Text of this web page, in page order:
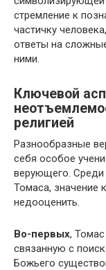
стремление к
частичку
ответы на
ними.
Ключевой
религией
Разнообразные
себя особое
верующего. Среди
Томаса, значение
недооценить.
Во-первых,
связанную с
Божьего